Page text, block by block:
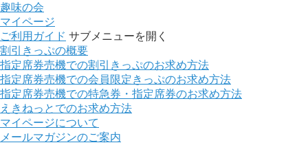
趣味の会
マイページ
ご利用ガイド サブメニューを開く
割引きっぷの概要
指定席券売機での割引きっぷのお求め方法
指定席券売機での会員限定きっぷのお求め方法
指定席券売機での特急券・指定席券のお求め方法
えきねっとでのお求め方法
マイページについて
メールマガジンのご案内